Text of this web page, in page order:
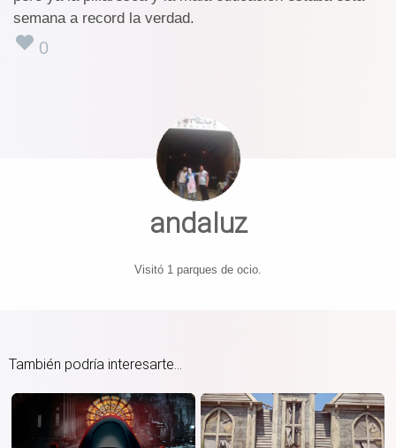
semana a record la verdad.
0
andaluz
Visitó 1 parques de ocio.
También podría interesarte...